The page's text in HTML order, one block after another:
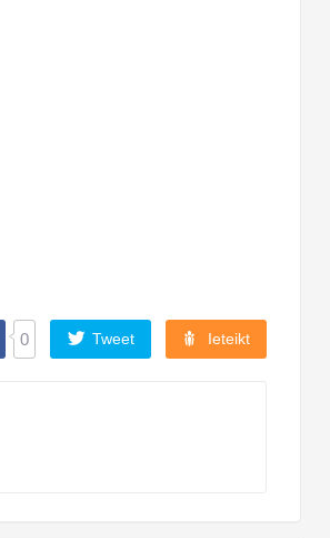
0 Tweet Ieteikt